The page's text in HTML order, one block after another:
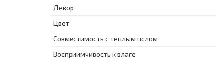
Декор
Цвет
Совместимость с теплым полом
Восприимчивость к влаге